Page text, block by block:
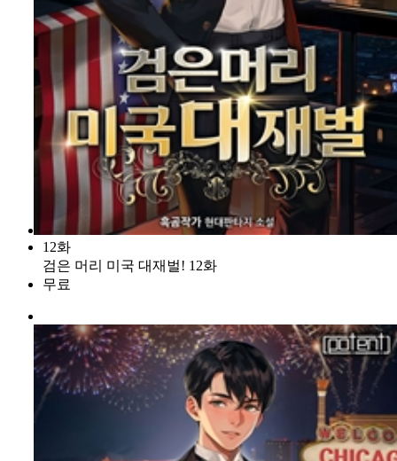
12화
검은 머리 미국 대재벌! 12화
무료